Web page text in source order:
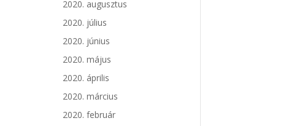
2020. augusztus
2020. július
2020. június
2020. május
2020. április
2020. március
2020. február